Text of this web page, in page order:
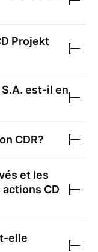
Projekt
est-il en
CDR?
et les
actions CD
elle